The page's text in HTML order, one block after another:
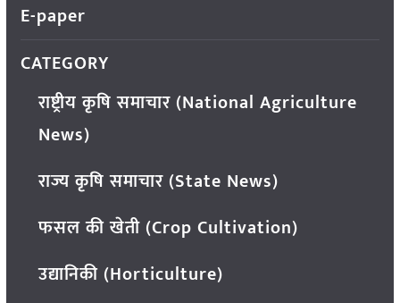
E-paper
CATEGORY
राष्ट्रीय कृषि समाचार (National Agriculture
News)
राज्य कृषि समाचार (State News)
फसल की खेती (Crop Cultivation)
उद्यानिकी (Horticulture)